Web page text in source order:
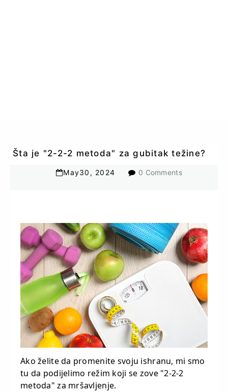
Šta je "2-2-2 metoda" za gubitak težine?
May30 , 2024 0 Comments
Ako želite da promenite svoju ishranu, mi smo
tu da podijelimo režim koji se zove "2-2-2
metoda" za mršavljenje.